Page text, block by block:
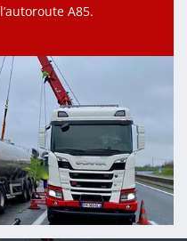
A85.